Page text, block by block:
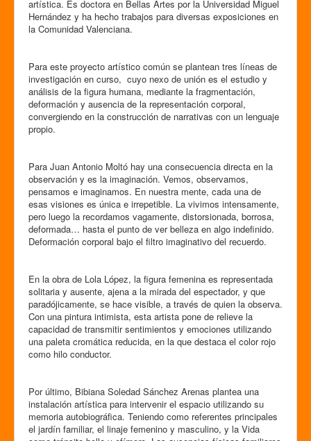
artística. Es doctora en Bellas Artes por la Universidad Miguel
Hernández y ha hecho trabajos para diversas exposiciones en
la Comunidad Valenciana.
Para este proyecto artístico común se plantean tres líneas de
investigación en curso, cuyo nexo de unión es el estudio y
análisis de la figura humana, mediante la fragmentación,
deformación y ausencia de la representación corporal,
convergiendo en la construcción de narrativas con un lenguaje
propio.
Para Juan Antonio Moltó hay una consecuencia directa en la
observación y es la imaginación. Vemos, observamos,
pensamos e imaginamos. En nuestra mente, cada una de
esas visiones es única e irrepetible. La vivimos intensamente,
pero luego la recordamos vagamente, distorsionada, borrosa,
deformada… hasta el punto de ver belleza en algo indefinido.
Deformación corporal bajo el filtro imaginativo del recuerdo.
En la obra de Lola López, la figura femenina es representada
solitaria y ausente, ajena a la mirada del espectador, y que
paradójicamente, se hace visible, a través de quien la observa.
Con una pintura intimista, esta artista pone de relieve la
capacidad de transmitir sentimientos y emociones utilizando
una paleta cromática reducida, en la que destaca el color rojo
como hilo conductor.
Por último, Bibiana Soledad Sánchez Arenas plantea una
instalación artística para intervenir el espacio utilizando su
memoria autobiográfica. Teniendo como referentes principales
el jardín familiar, el linaje femenino y masculino, y la Vida